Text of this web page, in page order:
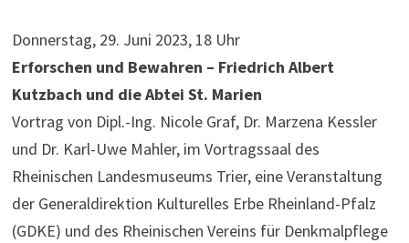
Donnerstag, 29. Juni 2023, 18 Uhr
Erforschen und Bewahren – Friedrich Albert
Kutzbach und die Abtei St. Marien
Vortrag von Dipl.-Ing. Nicole Graf, Dr. Marzena Kessler
und Dr. Karl-Uwe Mahler, im Vortragssaal des
Rheinischen Landesmuseums Trier, eine Veranstaltung
der Generaldirektion Kulturelles Erbe Rheinland-Pfalz
(GDKE) und des Rheinischen Vereins für Denkmalpflege